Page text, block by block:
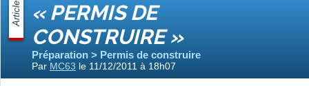
Article « PERMIS DE
CONSTRUIRE »
Préparation > Permis de construire
Par MC63 le 11/12/2011 à 18h07